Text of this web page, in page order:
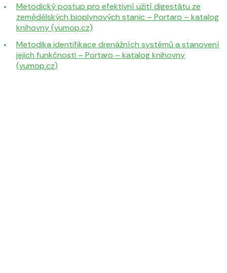
Metodický postup pro efektivní užití digestátu ze
zemědělských bioplynových stanic – Portaro – katalog
knihovny (vumop.cz)
Metodika identifikace drenážních systémů a stanovení
jejich funkčnosti – Portaro – katalog knihovny
(vumop.cz)